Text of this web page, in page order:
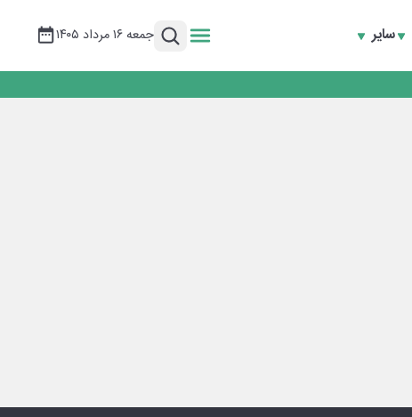
سایر جمعه ۱۶ مرداد ۱۴۰۵